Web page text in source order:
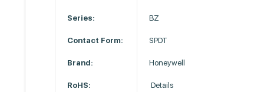
Series: BZ
Contact Form: SPDT
Brand: Honeywell
RoHS: Details